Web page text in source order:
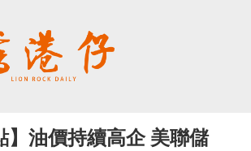
】油價持續高企 美聯儲